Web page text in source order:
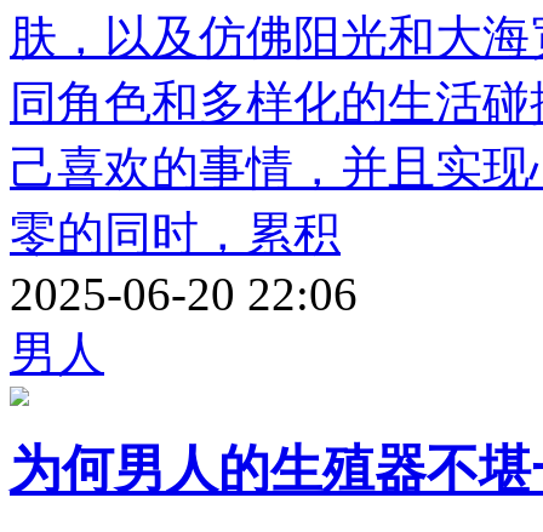
肤，以及仿佛阳光和大
同角色和多样化的生活
己喜欢的事情，并且实
零的同时，累积
2025-06-20 22:06
男人
为何男人的生殖器不